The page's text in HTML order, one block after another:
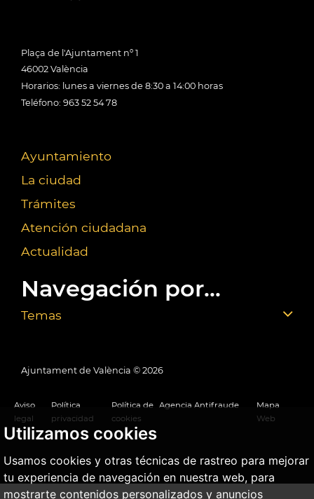
Utilizamos cookies
Usamos cookies y otras técnicas de rastreo para mejorar
tu experiencia de navegación en nuestra web, para
mostrarte contenidos personalizados y anuncios
Plaça de l'Ajuntament nº 1
46002 València
Horarios: lunes a viernes de 8:30 a 14:00 horas
Teléfono: 963 52 54 78
Ayuntamiento
La ciudad
Trámites
Atención ciudadana
Actualidad
Navegación por...
Temas
Ajuntament de València © 2026
Aviso
legal
Política
privacidad
Política de
cookies
Agencia Antifraude
Mapa
Web